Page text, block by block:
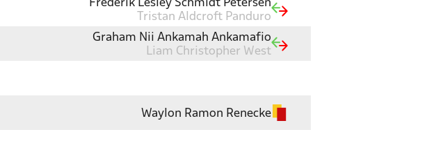
Frederik Lesley Schmidt Petersen
Tristan Aldcroft Panduro
Graham Nii Ankamah Ankamafio
Liam Christopher West
Waylon Ramon Renecke